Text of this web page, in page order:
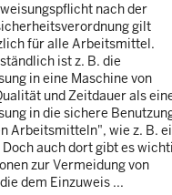
nach der
gilt
für alle Arbeitsmittel.
ist z. B. die
in eine Maschine von
und Zeitdauer als
in die sichere
Arbeitsmitteln", wie z. B.
auch dort gibt es
zur Vermeidung von
dem Einzuweis ...